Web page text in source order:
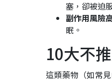
塞，卻被迫
副作用風險
眠。
10大不
這類藥物（如常